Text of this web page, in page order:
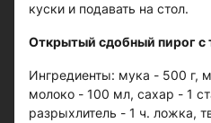
куски и подавать на стол.
Открытый сдобный пирог с
Ингредиенты: мука - 500 г,
молоко - 100 мл, сахар - 1
разрыхлитель - 1 ч. ложка,